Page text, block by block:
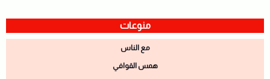
منوعات
مع الناس
همس القوافي